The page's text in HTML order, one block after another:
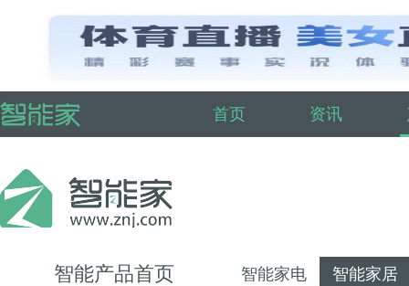
首页 资讯
智能产品首页 智能家电 智能家居